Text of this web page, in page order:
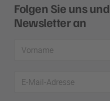
Folgen Sie uns
Newsletter an
Vorname
Mail-